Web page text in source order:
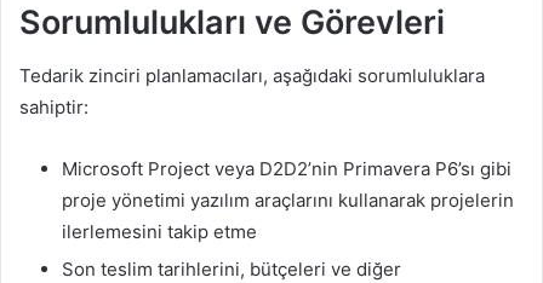
Sorumlulukları ve Görevleri
Tedarik zinciri planlamacıları, aşağıdaki sorumluluklara
sahiptir:
Microsoft Project veya D2D2’nin Primavera P6’sı gibi
proje yönetimi yazılım araçlarını kullanarak projelerin
ilerlemesini takip etme
Son teslim tarihlerini, bütçeleri ve diğer